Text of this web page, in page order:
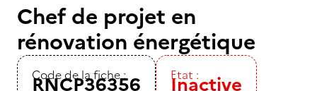
Chef de projet en
rénovation énergétique
Code de la fiche :
RNCP36356 Etat :
Inactive